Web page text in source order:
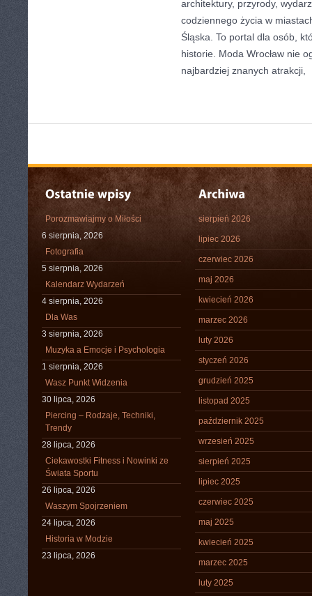
architektury, przyrody,
codziennego życia w
Śląska. To portal dla osób,
historie. Moda Wrocław nie
najbardziej znanych atrakcji,
Porozmawiajmy o Miłości
6 sierpnia, 2026
Fotografia
5 sierpnia, 2026
Kalendarz Wydarzeń
4 sierpnia, 2026
Dla Was
3 sierpnia, 2026
Muzyka a Emocje i Psychologia
1 sierpnia, 2026
Wasz Punkt Widzenia
30 lipca, 2026
Piercing – Rodzaje, Techniki,
Trendy
28 lipca, 2026
Ciekawostki Fitness i Nowinki ze
Świata Sportu
26 lipca, 2026
Waszym Spojrzeniem
24 lipca, 2026
Historia w Modzie
23 lipca, 2026
sierpień 2026
lipiec 2026
czerwiec 2026
maj 2026
kwiecień 2026
marzec 2026
luty 2026
styczeń 2026
grudzień 2025
listopad 2025
październik 2025
wrzesień 2025
sierpień 2025
lipiec 2025
czerwiec 2025
maj 2025
kwiecień 2025
marzec 2025
luty 2025